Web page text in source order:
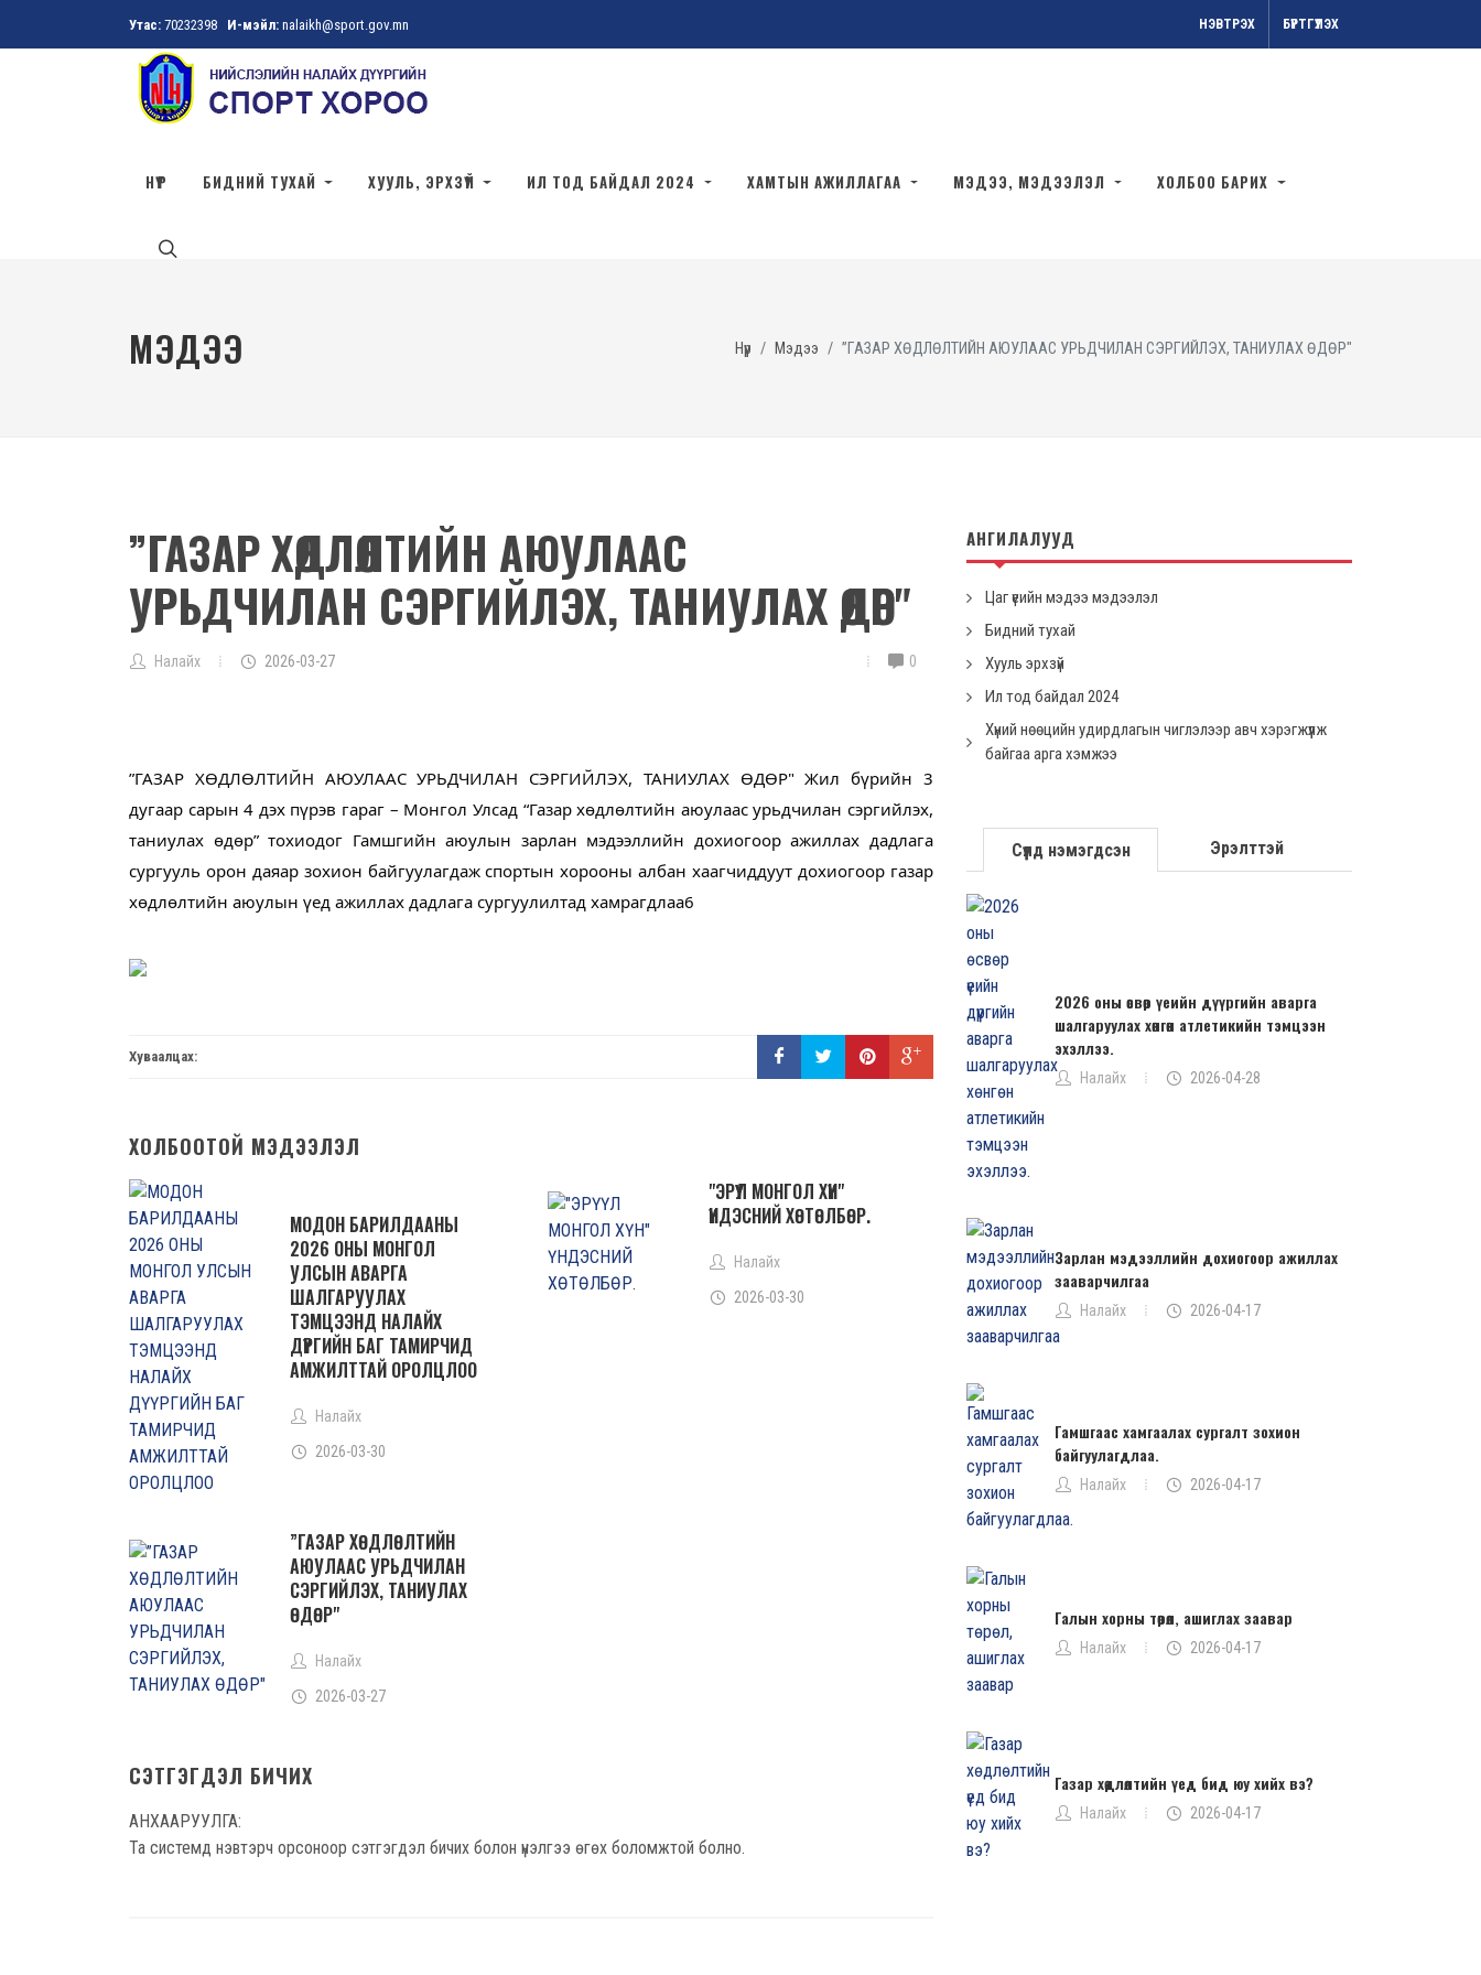
Утас: 70232398 И-мэйл: nalaikh@sport.gov.mn НЭВТРЭХ БҮРТГҮҮЛЭХ
НҮҮР БИДНИЙ ТУХАЙ ХУУЛЬ, ЭРХЗҮЙ ИЛ ТОД БАЙДАЛ 2024 ХАМТЫН АЖИЛЛАГАА МЭДЭЭ, МЭДЭЭЛЭЛ ХОЛБОО БАРИХ
МЭДЭЭ Нүүр Мэдээ ”ГАЗАР ХӨДЛӨЛТИЙН АЮУЛААС УРЬДЧИЛАН СЭРГИЙЛЭХ, ТАНИУЛАХ ӨДӨР"
”ГАЗАР ХӨДЛӨЛТИЙН АЮУЛААС
УРЬДЧИЛАН СЭРГИЙЛЭХ, ТАНИУЛАХ ӨДӨР"
Налайх 2026-03-27 0
”ГАЗАР ХӨДЛӨЛТИЙН АЮУЛААС УРЬДЧИЛАН СЭРГИЙЛЭХ, ТАНИУЛАХ ӨДӨР" Жил бүрийн 3
дугаар сарын 4 дэх пүрэв гараг – Монгол Улсад “Газар хөдлөлтийн аюулаас урьдчилан сэргийлэх,
таниулах өдөр” тохиодог Гамшгийн аюулын зарлан мэдээллийн дохиогоор ажиллах дадлага
сургууль орон даяар зохион байгуулагдаж спортын хорооны албан хаагчиддуут дохиогоор газар
хөдлөлтийн аюулын үед ажиллах дадлага сургуулилтад хамрагдлаа6
Хуваалцах:
ХОЛБООТОЙ МЭДЭЭЛЭЛ
МОДОН БАРИЛДААНЫ
2026 ОНЫ МОНГОЛ
УЛСЫН АВАРГА
ШАЛГАРУУЛАХ
ТЭМЦЭЭНД НАЛАЙХ
ДҮҮРГИЙН БАГ ТАМИРЧИД
АМЖИЛТТАЙ ОРОЛЦЛОО
Налайх
2026-03-30
"ЭРҮҮЛ МОНГОЛ ХҮН"
ҮНДЭСНИЙ ХӨТӨЛБӨР.
Налайх
2026-03-30
”ГАЗАР ХӨДЛӨЛТИЙН
АЮУЛААС УРЬДЧИЛАН
СЭРГИЙЛЭХ, ТАНИУЛАХ
ӨДӨР"
Налайх
2026-03-27
СЭТГЭГДЭЛ БИЧИХ
АНХААРУУЛГА:
Та системд нэвтэрч орсоноор сэтгэгдэл бичих болон үнэлгээ өгөх боломжтой болно.
АНГИЛАЛУУД
Цаг үеийн мэдээ мэдээлэл
Бидний тухай
Хууль эрхзүй
Ил тод байдал 2024
Хүний нөөцийн удирдлагын чиглэлээр авч хэрэгжүүлж
байгаа арга хэмжээ
Сүүлд нэмэгдсэн Эрэлттэй
2026 оны өсвөр үеийн дүүргийн аварга
шалгаруулах хөнгөн атлетикийн тэмцээн
эхэллээ.
Налайх 2026-04-28
Зарлан мэдээллийн дохиогоор ажиллах
зааварчилгаа
Налайх 2026-04-17
Гамшгаас хамгаалах сургалт зохион
байгуулагдлаа.
Налайх 2026-04-17
Галын хорны төрөл, ашиглах заавар
Налайх 2026-04-17
Газар хөдлөлтийн үед бид юу хийх вэ?
Налайх 2026-04-17